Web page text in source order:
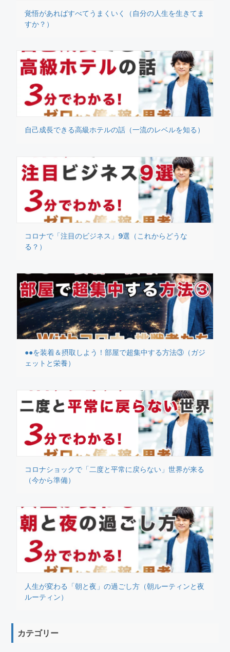
覚悟があればすべてうまくいく（自分の人生を生きてま
すか？）
自己成長できる高級ホテルの話（一流のレベルを知る）
コロナで「注目のビジネス」9選（これからどうな
る？）
●●を装着＆摂取しよう！部屋で超集中する方法③（ガジ
ェットと栄養）
コロナショックで「二度と平常に戻らない」世界が来る
（今から準備）
人生が変わる「朝と夜」の過ごし方（朝ルーティンと夜
ルーティン）
カテゴリー